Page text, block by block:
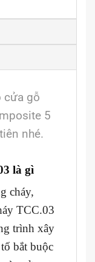
cửa gỗ
5
nhé.
là gì
cháy,
TCC.03
trình xây
bắt buộc